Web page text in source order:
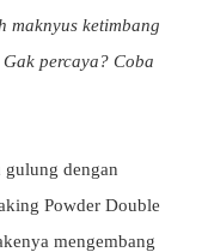
ketimbang
percaya? Coba
gulung dengan
Powder Double
mengembang